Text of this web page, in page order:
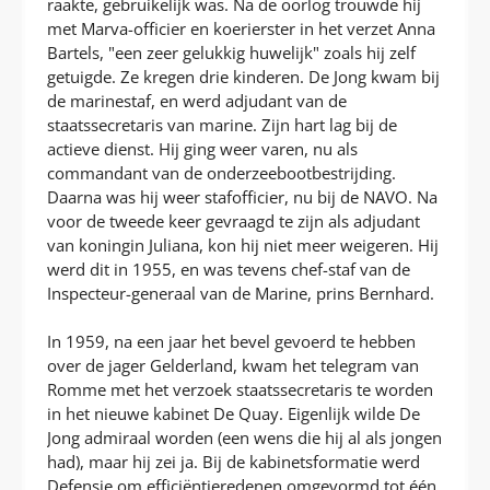
met Marva-officier en koerierster in het verzet Anna
Bartels, "een zeer gelukkig huwelijk" zoals hij zelf
getuigde. Ze kregen drie kinderen. De Jong kwam bij
de marinestaf, en werd adjudant van de
staatssecretaris van marine. Zijn hart lag bij de
actieve dienst. Hij ging weer varen, nu als
commandant van de onderzeebootbestrijding.
Daarna was hij weer stafofficier, nu bij de NAVO. Na
voor de tweede keer gevraagd te zijn als adjudant
van koningin Juliana, kon hij niet meer weigeren. Hij
werd dit in 1955, en was tevens chef-staf van de
Inspecteur-generaal van de Marine, prins Bernhard.
In 1959, na een jaar het bevel gevoerd te hebben
over de jager Gelderland, kwam het telegram van
Romme met het verzoek staatssecretaris te worden
in het nieuwe kabinet De Quay. Eigenlijk wilde De
Jong admiraal worden (een wens die hij al als jongen
had), maar hij zei ja. Bij de kabinetsformatie werd
Defensie om efficiëntieredenen omgevormd tot één